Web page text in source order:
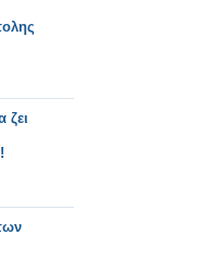
ζει